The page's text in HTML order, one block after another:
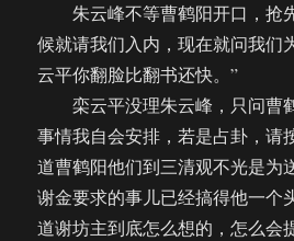
朱云峰不等曹鹤阳开口，抢
候就请我们入内，现在就问我们
云平你翻脸比翻书还快。”
栾云平没理朱云峰，只问曹鹤
事情我自会安排，若是占卦，请
道曹鹤阳他们到三清观不光是为
谢金要求的事儿已经搞得他一个
道谢坊主到底怎么想的，怎么会